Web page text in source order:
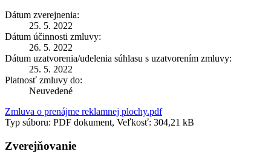
Dátum zverejnenia:
25. 5. 2022
Dátum účinnosti zmluvy:
26. 5. 2022
Dátum uzatvorenia/udelenia súhlasu s uzatvorením zmluvy:
25. 5. 2022
Platnosť zmluvy do:
Neuvedené
Zmluva o prenájme reklamnej plochy.pdf
Typ súboru: PDF dokument, Veľkosť: 304,21 kB
Zverejňovanie